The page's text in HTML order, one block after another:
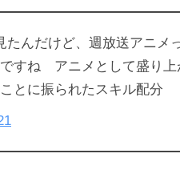
たんだけど、週放送アニメ
すね アニメとして盛り上
とに振られたスキル配分